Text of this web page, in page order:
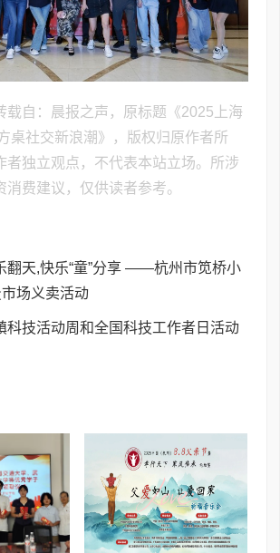
载自：晨报之声，原标题《2025上海
桌社交新浪潮》，版权归原作者所
者独立观点，不代表本站立场。所涉
消费建议，仅供读者参考。
翻天,快乐“童”分享 ——杭州市笕桥小
市场义卖活动
科技活动周和全国科技工作者日活动